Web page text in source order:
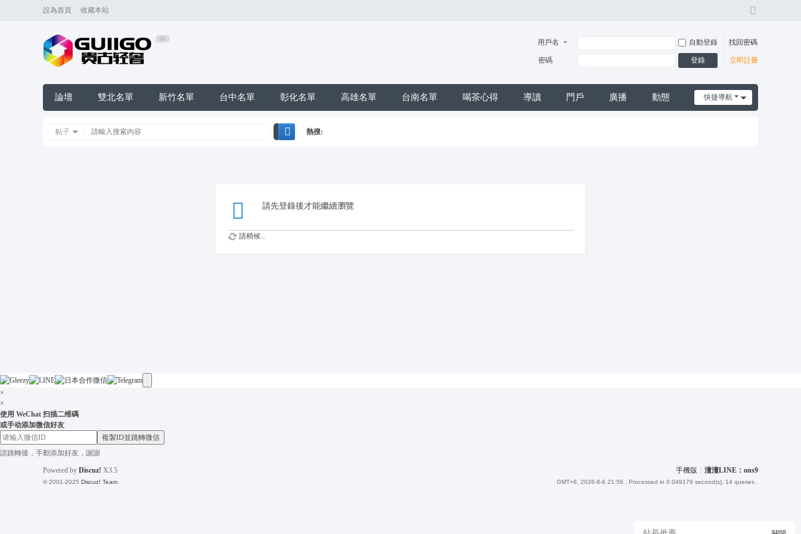
設為首頁 收藏本站
風
格
用戶名 自動登錄 找回密碼
密碼 登錄 立即註冊
快捷導航
論壇 雙北名單 新竹名單 台中名單 彰化名單 高雄名單 台南名單 喝茶心得 導讀 門戶 廣播 動態
帖子 熱搜:
請先登錄後才能繼續瀏覽
請稍候...
×
×
使用 WeChat 扫描二维碼
或手动添加微信好友
複製ID並跳轉微信
請跳轉後，手動添加好友，謝謝
手機版 潼潼LINE：ons9
GMT+8, 2026-8-6 21:56 , Processed in 0.049176 second(s), 14 queries .
Powered by Discuz! X3.5
© 2001-2025 Discuz! Team